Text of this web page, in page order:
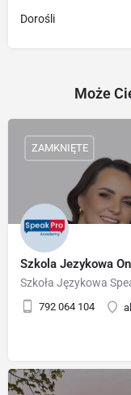
Dorośli
Może
Szkola Jezykowa
792 064 104
ZAMKNIĘTE